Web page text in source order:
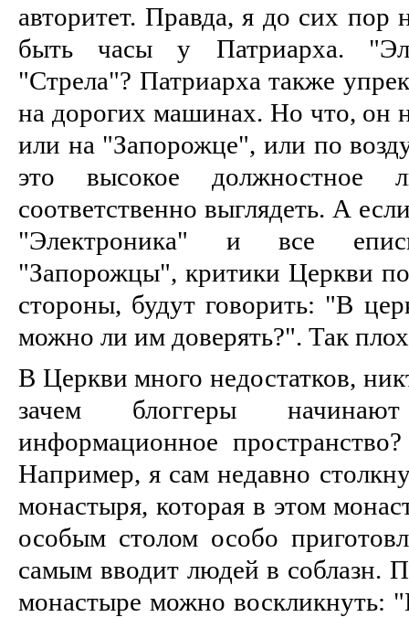
авторитет. Правда, я до сих
быть часы у Патриарха.
"Стрела"? Патриарха также
на дорогих машинах. Но что, он
или на "Запорожце", или по
это высокое
соответственно выглядеть. А
"Электроника" и все
"Запорожцы", критики Церкви
стороны, будут говорить: "В
можно ли им доверять?". Так
В Церкви много недостатков,
зачем блоггеры
информационное
Например, я сам недавно
монастыря, которая в этом
особым столом особо
самым вводит людей в соблазн.
монастыре можно воскликнуть: